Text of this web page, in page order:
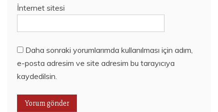
İnternet sitesi
Daha sonraki yorumlarımda kullanılması için adım,
e-posta adresim ve site adresim bu tarayıcıya
kaydedilsin.